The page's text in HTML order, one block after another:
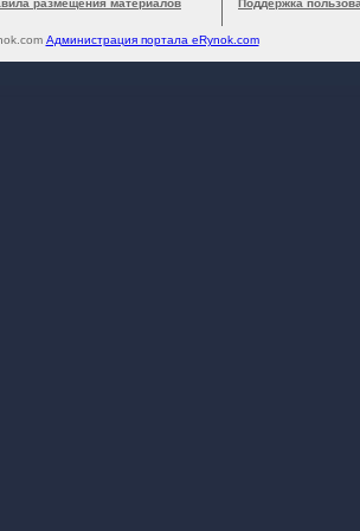
размещения материалов
Поддержка
Администрация портала eRynok.com